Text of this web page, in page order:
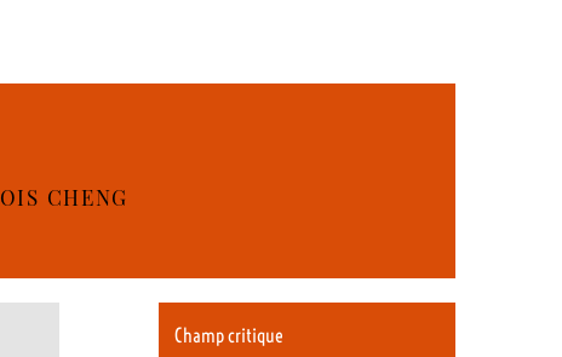
CHENG
Champ critique